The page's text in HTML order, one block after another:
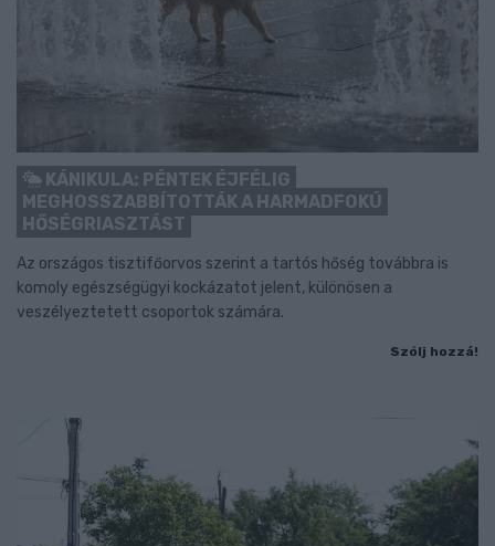
KÁNIKULA: PÉNTEK ÉJFÉLIG
MEGHOSSZABBÍTOTTÁK A HARMADFOKÚ
HŐSÉGRIASZTÁST
Az országos tisztifőorvos szerint a tartós hőség továbbra is
komoly egészségügyi kockázatot jelent, különösen a
veszélyeztetett csoportok számára.
Szólj hozzá!